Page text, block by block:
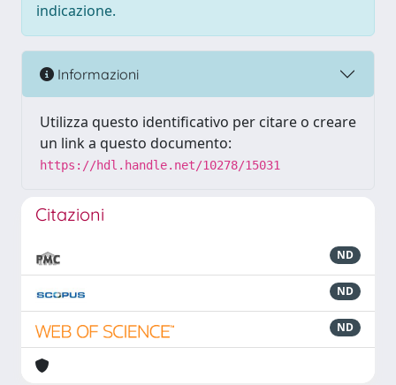
indicazione.
Informazioni
Utilizza questo identificativo per citare o creare
un link a questo documento:
https://hdl.handle.net/10278/15031
Citazioni
ND
ND
ND